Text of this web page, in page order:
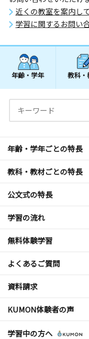
近くの教室を案内し
学習に関するお問い
年齢・学年 教科・
年齢・学年ごとの特長
教科・教材ごとの特長
公文式の特長
学習の流れ
無料体験学習
よくあるご質問
資料請求
KUMON体験者の声
学習中の方へ